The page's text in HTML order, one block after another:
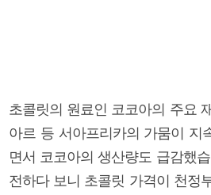
초콜릿의 원료인 코코아의 주요
아르 등 서아프리카의 가뭄이 지
면서 코코아의 생산량도 급감했
전하다 보니 초콜릿 가격이 천정